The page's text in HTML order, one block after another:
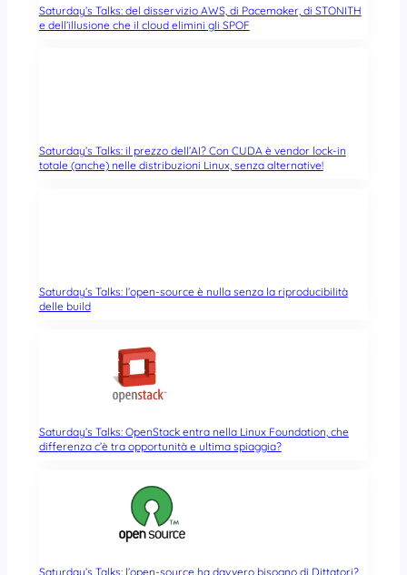
Saturday’s Talks: del disservizio AWS, di Pacemaker, di STONITH
e dell’illusione che il cloud elimini gli SPOF
Saturday’s Talks: il prezzo dell’AI? Con CUDA è vendor lock-in
totale (anche) nelle distribuzioni Linux, senza alternative!
Saturday’s Talks: l’open-source è nulla senza la riproducibilità
delle build
Saturday’s Talks: OpenStack entra nella Linux Foundation, che
differenza c’è tra opportunità e ultima spiaggia?
Saturday’s Talks: l’open-source ha davvero bisogno di Dittatori?